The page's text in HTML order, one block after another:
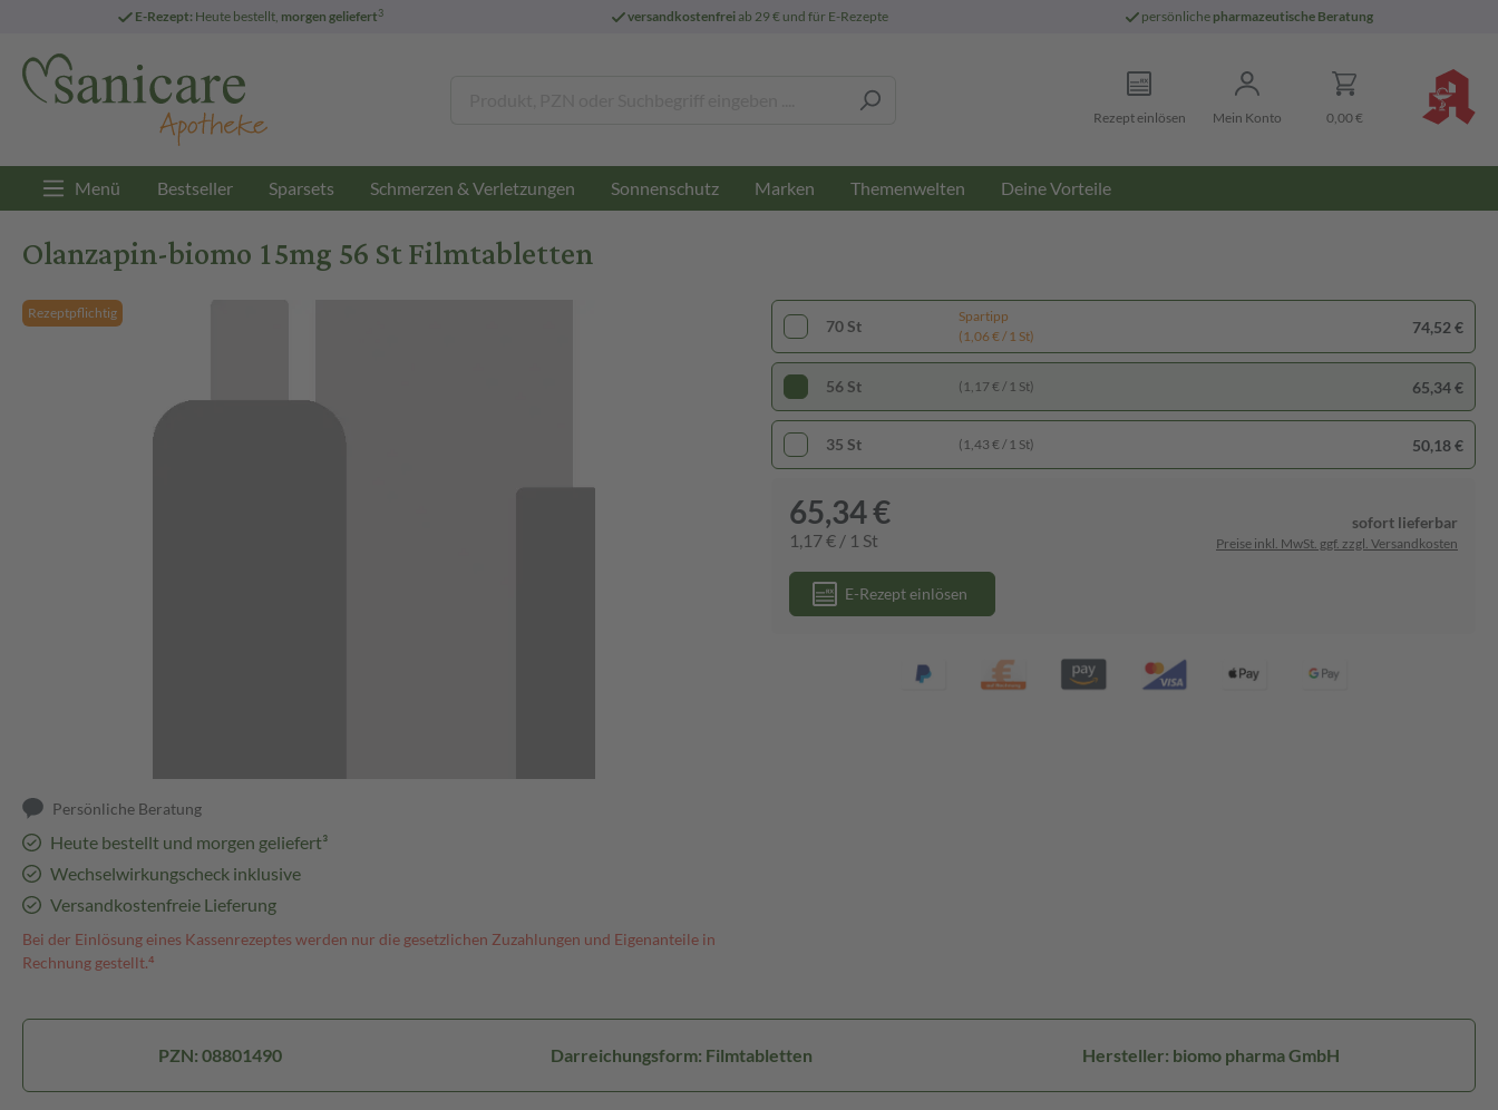
E-Rezept: Heute bestellt, morgen geliefert3 versandkostenfreiab 29 € und für E-Rezepte persönliche pharmazeutische Beratung
Rezept einlösen Mein Konto 0,00 €
Menü Bestseller Sparsets Schmerzen & Verletzungen Sonnenschutz Marken Themenwelten Deine Vorteile
Olanzapin-biomo 15mg 56 St Filmtabletten
Rezeptpflichtig
Persönliche Beratung
Heute bestellt und morgen geliefert³
Wechselwirkungscheck inklusive
Versandkostenfreie Lieferung
Bei der Einlösung eines Kassenrezeptes werden nur die gesetzlichen Zuzahlungen und Eigenanteile in
Rechnung gestellt.⁴
70 St
Spartipp
(1,06 € / 1 St)
74,52 €
56 St (1,17 € / 1 St) 65,34 €
35 St (1,43 € / 1 St) 50,18 €
65,34 €
1,17 € / 1 St
sofort lieferbar
Preise inkl. MwSt. ggf. zzgl. Versandkosten
E-Rezept einlösen
PZN: 08801490 Darreichungsform: Filmtabletten Hersteller: biomo pharma GmbH